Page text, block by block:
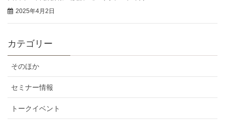
2025年4月2日
カテゴリー
そのほか
セミナー情報
トークイベント